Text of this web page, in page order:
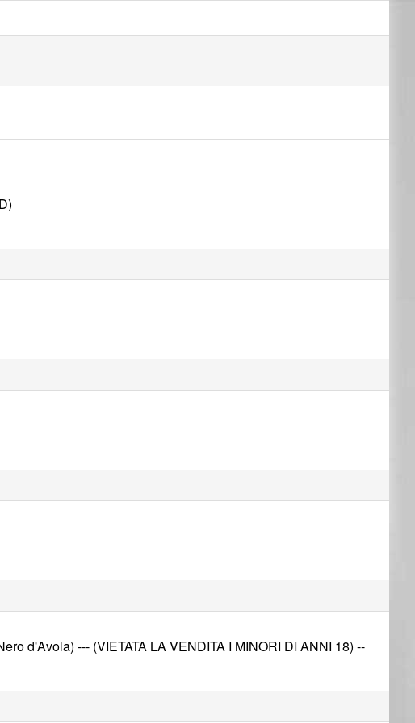
d'Avola) --- (VIETATA LA VENDITA I MINORI DI ANNI 18) --